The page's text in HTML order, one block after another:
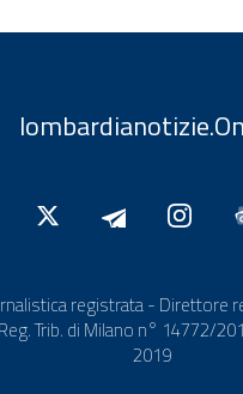
registrata - Direttore
Trib. di Milano n° 14772/
2019